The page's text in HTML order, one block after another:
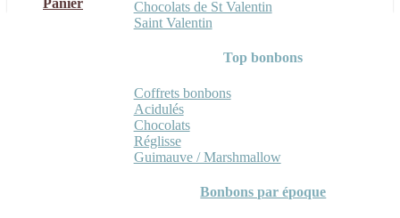
Panier
Chocolats de St Valentin
Saint Valentin
Top bonbons
Coffrets bonbons
Acidulés
Chocolats
Réglisse
Guimauve / Marshmallow
Bonbons par époque